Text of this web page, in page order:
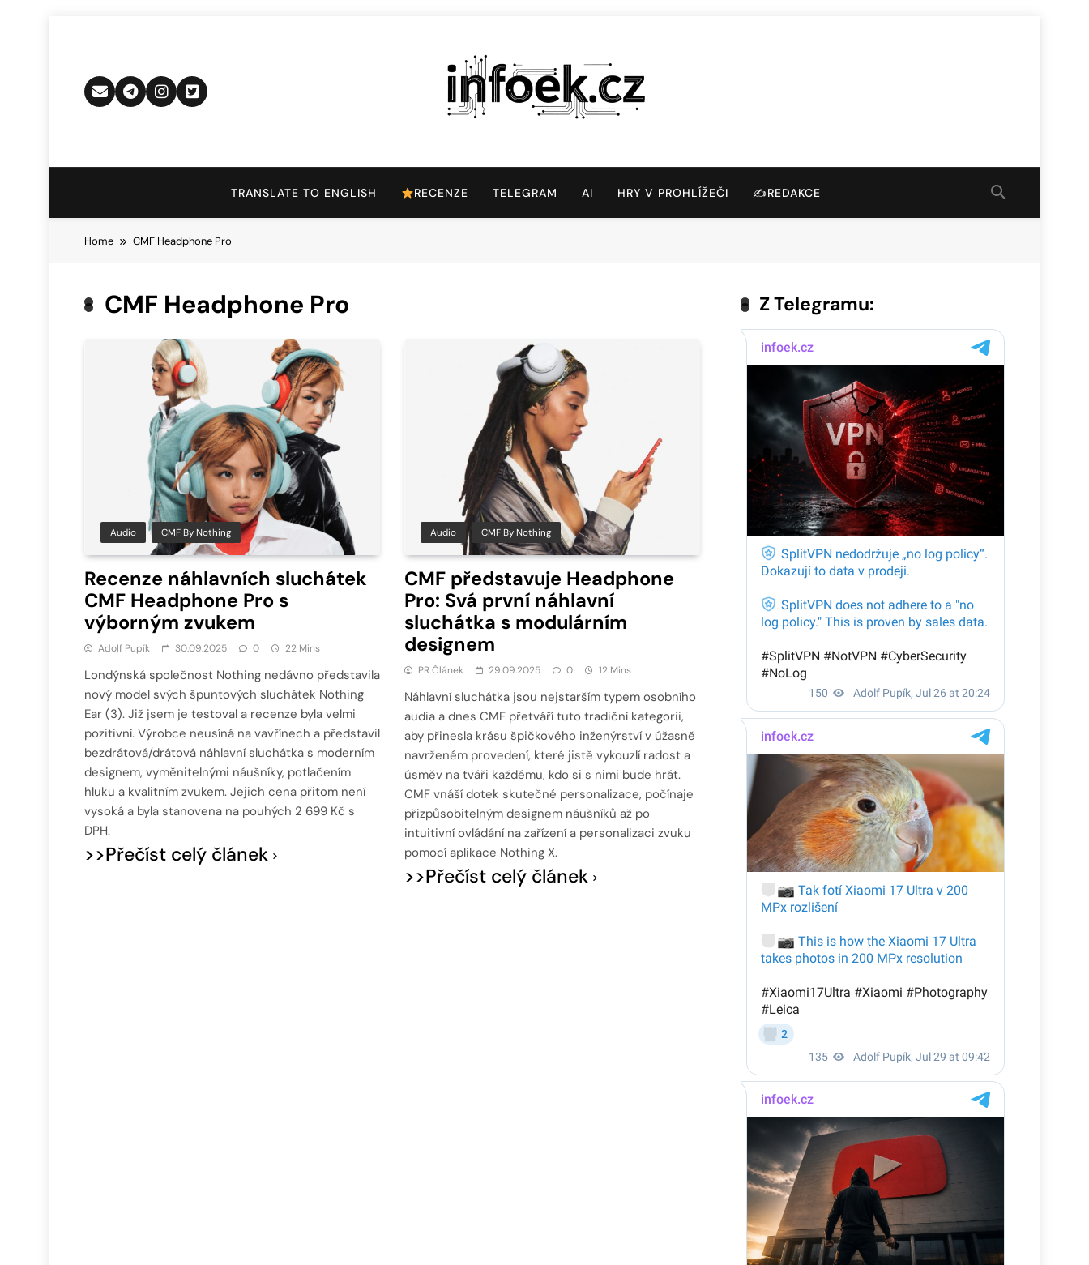
Infoek.cz
TRANSLATE TO ENGLISH RECENZE TELEGRAM AI HRY V PROHLÍŽEČI ✍️REDAKCE
Home CMF Headphone Pro
CMF Headphone Pro
Audio CMF By Nothing
Recenze náhlavních sluchátek
CMF Headphone Pro s
výborným zvukem
Adolf Pupík 30.09.2025 0 22 Mins
Londýnská společnost Nothing nedávno představila
nový model svých špuntových sluchátek Nothing
Ear (3). Již jsem je testoval a recenze byla velmi
pozitivní. Výrobce neusíná na vavřínech a představil
bezdrátová/drátová náhlavní sluchátka s moderním
designem, vyměnitelnými náušníky, potlačením
hluku a kvalitním zvukem. Jejich cena přitom není
vysoká a byla stanovena na pouhých 2 699 Kč s
DPH.
>>Přečíst celý článek
Audio CMF By Nothing
CMF představuje Headphone
Pro: Svá první náhlavní
sluchátka s modulárním
designem
PR Článek 29.09.2025 0 12 Mins
Náhlavní sluchátka jsou nejstarším typem osobního
audia a dnes CMF přetváří tuto tradiční kategorii,
aby přinesla krásu špičkového inženýrství v úžasně
navrženém provedení, které jistě vykouzlí radost a
úsměv na tváři každému, kdo si s nimi bude hrát.
CMF vnáší dotek skutečné personalizace, počínaje
přizpůsobitelným designem náušníků až po
intuitivní ovládání na zařízení a personalizaci zvuku
pomocí aplikace Nothing X.
>>Přečíst celý článek
Z Telegramu: